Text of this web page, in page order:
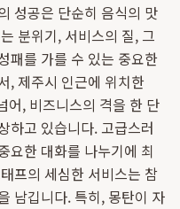
성공은 단순히 음식의 맛
분위기, 서비스의 질, 그
패를 가를 수 있는 중요한
, 제주시 인근에 위치한
어, 비즈니스의 격을 한 단
하고 있습니다. 고급스러
요한 대화를 나누기에 최
프의 세심한 서비스는 참
남깁니다. 특히, 몽탄이 자